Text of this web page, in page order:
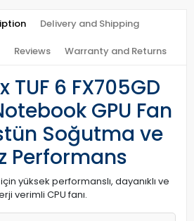
Delivery and Shipping
Reviews Warranty and Returns
TUF 6 FX705GD
GPU Fan
Soğutma ve
Performans
yüksek performanslı, dayanıklı ve
verimli CPU fanı.